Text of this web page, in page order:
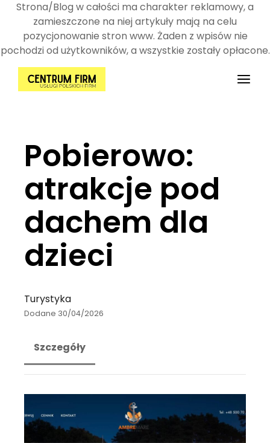
Strona/Blog w całości ma charakter reklamowy, a
zamieszczone na niej artykuły mają na celu
pozycjonowanie stron www. Żaden z wpisów nie
pochodzi od użytkowników, a wszystkie zostały opłacone.
Pobierowo:
atrakcje pod
dachem dla
dzieci
Turystyka
Dodane 30/04/2026
Szczegóły